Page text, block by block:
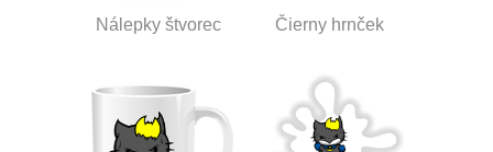
Nálepky štvorec Čierny hrnček